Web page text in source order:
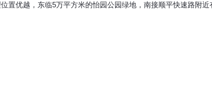
置优越，东临5万平方米的怡园公园绿地，南接顺平快速路附